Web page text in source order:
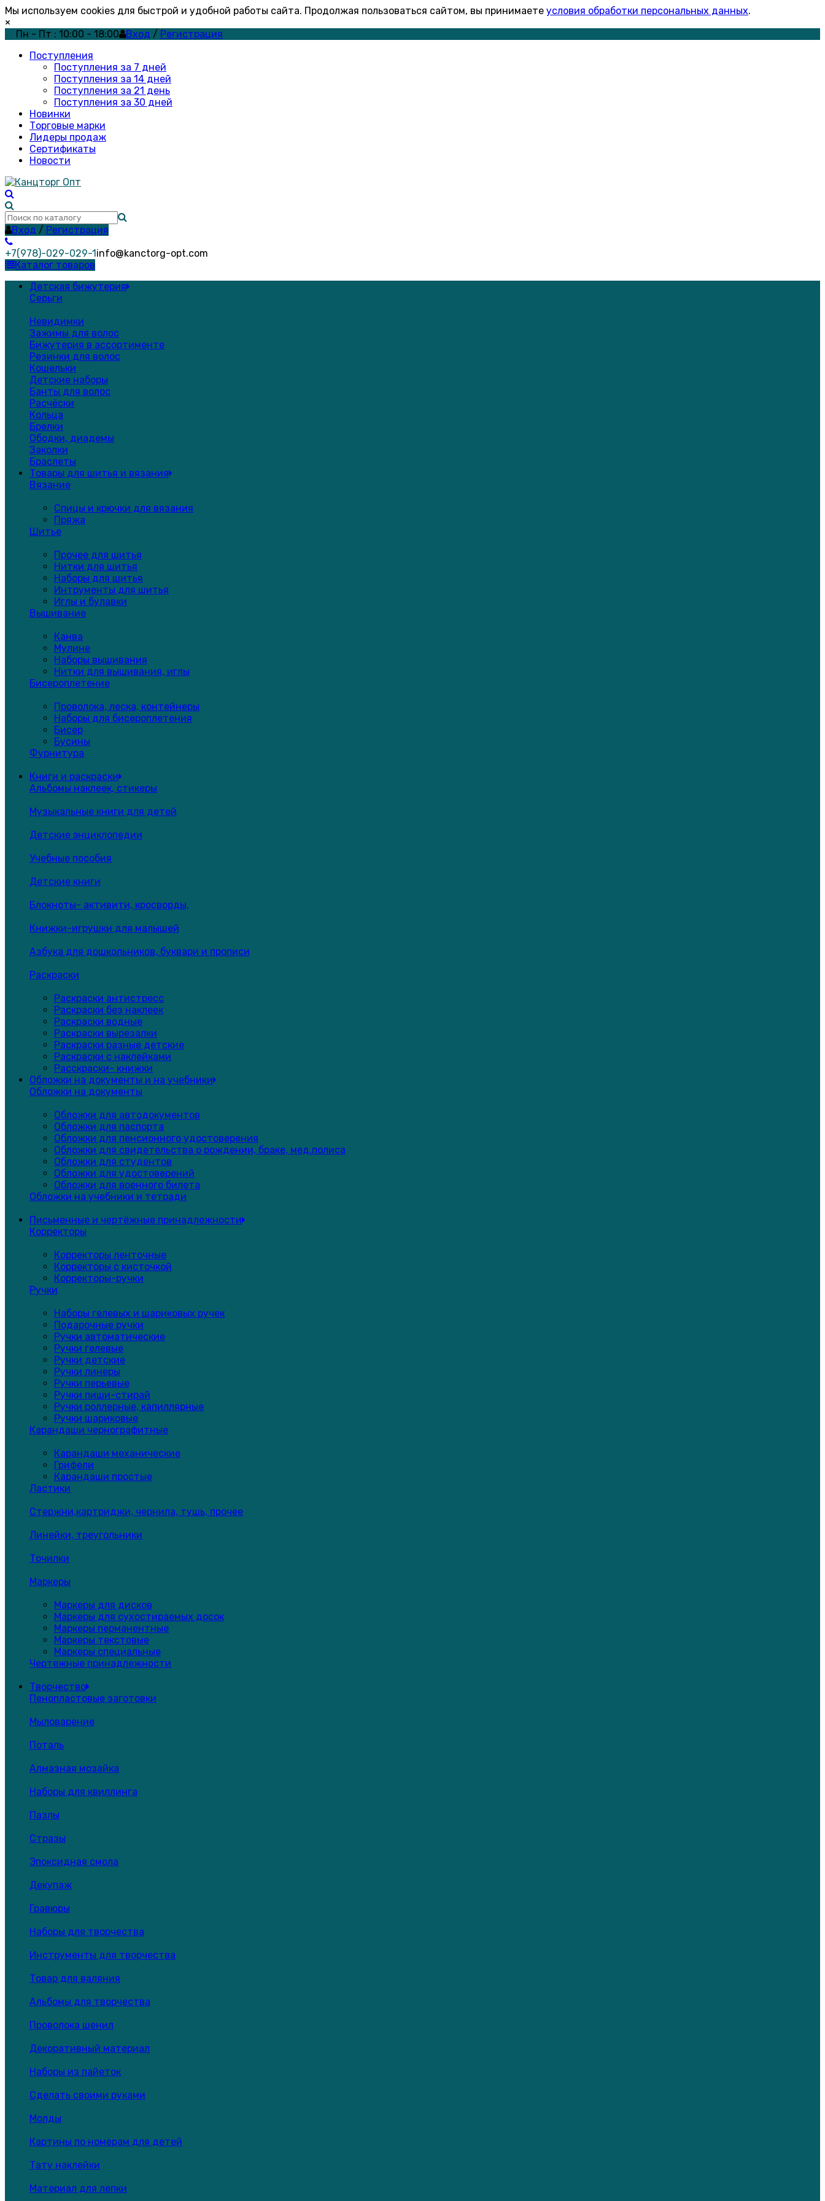
Мы используем cookies для быстрой и удобной работы сайта. Продолжая пользоваться сайтом, вы принимаете условия обработки персональных данных.
×
Пн - Пт : 10:00 - 18:00
Вход / Регистрация
Поступления
Поступления за 7 дней
Поступления за 14 дней
Поступления за 21 день
Поступления за 30 дней
Новинки
Торговые марки
Лидеры продаж
Сертификаты
Новости
Вход / Регистрация
+7(978)-029-029-1info@kanctorg-opt.com
Каталог товаров
Детская бижутерия
Серьги
Невидимки
Зажимы для волос
Бижутерия в ассортименте
Резинки для волос
Кошельки
Детские наборы
Банты для волос
Расчёски
Кольца
Брелки
Ободки, диадемы
Заколки
Браслеты
Товары для шитья и вязания
Вязание
Спицы и крючки для вязания
Пряжа
Шитье
Прочее для шитья
Нитки для шитья
Наборы для шитья
Интрументы для шитья
Иглы и булавки
Вышивание
Канва
Мулине
Наборы вышивания
Нитки для вышивания, иглы
Бисероплетение
Проволока, леска, контейнеры
Наборы для бисероплетения
Бисер
Бусины
Фурнитура
Книги и раскраски
Альбомы наклеек, стикеры
Музыкальные книги для детей
Детские энциклопедии
Учебные пособия
Детские книги
Блокноты- активити, кросворды,
Книжки-игрушки для малышей
Азбука для дошкольников, буквари и прописи
Раскраски
Раскраски антистресс
Раскраски без наклеек
Раскраски водные
Раскраски вырезалки
Раскраски разные детские
Раскраски с наклейками
Расскраски- книжки
Обложки на документы и на учебники
Обложки на документы
Обложки для автодокументов
Обложки для паспорта
Обложки для пенсионного удостоверения
Обложки для свидетельства о рождении, браке, мед.полиса
Обложки для студентов
Обложки для удостоверений
Обложки для военного билета
Обложки на учебники и тетради
Письменные и чертёжные принадлежности
Корректоры
Корректоры ленточные
Корректоры с кисточкой
Корректоры-ручки
Ручки
Наборы гелевых и шариковых ручек
Подарочные ручки
Ручки автоматические
Ручки гелевые
Ручки детские
Ручки линеры
Ручки перьевые
Ручки пиши-стирай
Ручки роллерные, капиллярные
Ручки шариковые
Карандаши чернографитные
Карандаши механические
Грифели
Карандаши простые
Ластики
Стержни,картриджи, чернила, тушь, прочее
Линейки, треугольники
Точилки
Маркеры
Маркеры для дисков
Маркеры для сухостираемых досок
Маркеры перманентные
Маркеры текстовые
Маркеры специальные
Чертежные принадлежности
Творчество
Пенопластовые заготовки
Мыловарение
Поталь
Алмазная мозайка
Наборы для квиллинга
Пазлы
Стразы
Эпоксидная смола
Декупаж
Гравюры
Наборы для творчества
Инструменты для творчества
Товар для валяния
Альбомы для творчества
Проволока шенил
Декоративный материал
Наборы из пайеток
Сделать своими руками
Молды
Картины по номерам для детей
Тату наклейки
Материал для лепки